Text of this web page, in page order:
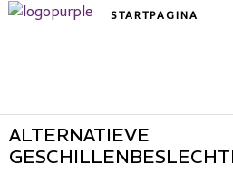
STARTPAGINA
ALTERNATIEVE